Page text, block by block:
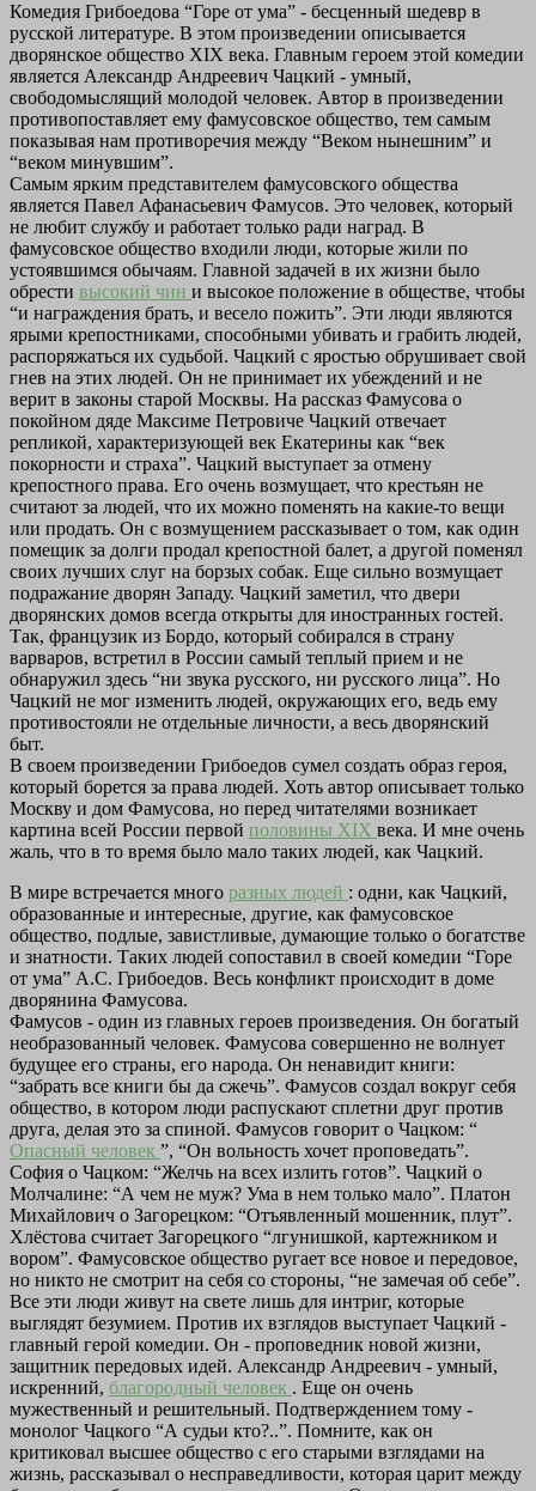
Комедия Грибоедова “Горе от ума” - бесценный шедевр в
русской литературе. В этом произведении описывается
дворянское общество XIX века. Главным героем этой комедии
является Александр Андреевич Чацкий - умный,
свободомыслящий молодой человек. Автор в произведении
противопоставляет ему фамусовское общество, тем самым
показывая нам противоречия между “Веком нынешним” и
“веком минувшим”.
Самым ярким представителем фамусовского общества
является Павел Афанасьевич Фамусов. Это человек, который
не любит службу и работает только ради наград. В
фамусовское общество входили люди, которые жили по
устоявшимся обычаям. Главной задачей в их жизни было
обрести высокий чин и высокое положение в обществе, чтобы
“и награждения брать, и весело пожить”. Эти люди являются
ярыми крепостниками, способными убивать и грабить людей,
распоряжаться их судьбой. Чацкий с яростью обрушивает свой
гнев на этих людей. Он не принимает их убеждений и не
верит в законы старой Москвы. На рассказ Фамусова о
покойном дяде Максиме Петровиче Чацкий отвечает
репликой, характеризующей век Екатерины как “век
покорности и страха”. Чацкий выступает за отмену
крепостного права. Его очень возмущает, что крестьян не
считают за людей, что их можно поменять на какие-то вещи
или продать. Он с возмущением рассказывает о том, как один
помещик за долги продал крепостной балет, а другой поменял
своих лучших слуг на борзых собак. Еще сильно возмущает
подражание дворян Западу. Чацкий заметил, что двери
дворянских домов всегда открыты для иностранных гостей.
Так, французик из Бордо, который собирался в страну
варваров, встретил в России самый теплый прием и не
обнаружил здесь “ни звука русского, ни русского лица”. Но
Чацкий не мог изменить людей, окружающих его, ведь ему
противостояли не отдельные личности, а весь дворянский
быт.
В своем произведении Грибоедов сумел создать образ героя,
который борется за права людей. Хоть автор описывает только
Москву и дом Фамусова, но перед читателями возникает
картина всей России первой половины XIX века. И мне очень
жаль, что в то время было мало таких людей, как Чацкий.
В мире встречается много разных людей : одни, как Чацкий,
образованные и интересные, другие, как фамусовское
общество, подлые, завистливые, думающие только о богатстве
и знатности. Таких людей сопоставил в своей комедии “Горе
от ума” А.С. Грибоедов. Весь конфликт происходит в доме
дворянина Фамусова.
Фамусов - один из главных героев произведения. Он богатый
необразованный человек. Фамусова совершенно не волнует
будущее его страны, его народа. Он ненавидит книги:
“забрать все книги бы да сжечь”. Фамусов создал вокруг себя
общество, в котором люди распускают сплетни друг против
друга, делая это за спиной. Фамусов говорит о Чацком: “
Опасный человек ”, “Он вольность хочет проповедать”.
София о Чацком: “Желчь на всех излить готов”. Чацкий о
Молчалине: “А чем не муж? Ума в нем только мало”. Платон
Михайлович о Загорецком: “Отъявленный мошенник, плут”.
Хлёстова считает Загорецкого “лгунишкой, картежником и
вором”. Фамусовское общество ругает все новое и передовое,
но никто не смотрит на себя со стороны, “не замечая об себе”.
Все эти люди живут на свете лишь для интриг, которые
выглядят безумием. Против их взглядов выступает Чацкий -
главный герой комедии. Он - проповедник новой жизни,
защитник передовых идей. Александр Андреевич - умный,
искренний, благородный человек . Еще он очень
мужественный и решительный. Подтверждением тому -
монолог Чацкого “А судьи кто?..”. Помните, как он
критиковал высшее общество с его старыми взглядами на
жизнь, рассказывал о несправедливости, которая царит между